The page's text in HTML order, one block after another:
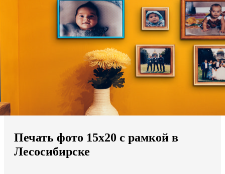
Мы доставляем по всему миру
Продолжить без города
Печать фото 15х20 с рамкой в
Лесосибирске